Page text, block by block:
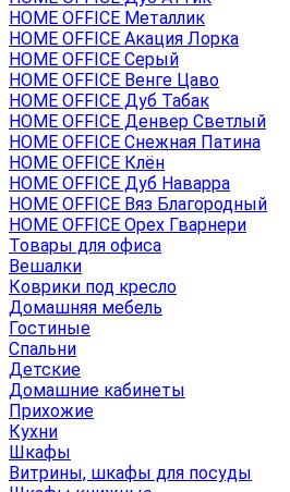
HOME OFFICE Металлик
HOME OFFICE Акация Лорка
HOME OFFICE Серый
HOME OFFICE Венге Цаво
HOME OFFICE Дуб Табак
HOME OFFICE Денвер Светлый
HOME OFFICE Снежная Патина
HOME OFFICE Клён
HOME OFFICE Дуб Наварра
HOME OFFICE Вяз Благородный
HOME OFFICE Орех Гварнери
Товары для офиса
Вешалки
Коврики под кресло
Домашняя мебель
Гостиные
Спальни
Детские
Домашние кабинеты
Прихожие
Кухни
Шкафы
Витрины, шкафы для посуды